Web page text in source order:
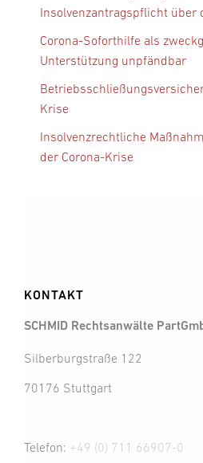
Insolvenzantragspflicht über
Corona-Soforthilfe als
Unterstützung unpfändbar
Krise
Insolvenzrechtliche
der Corona-Krise
KONTAKT
SCHMID Rechtsanwälte
Silberburgstraße 122
70176 Stuttgart
Telefon: +49 (0) 711 66907-0